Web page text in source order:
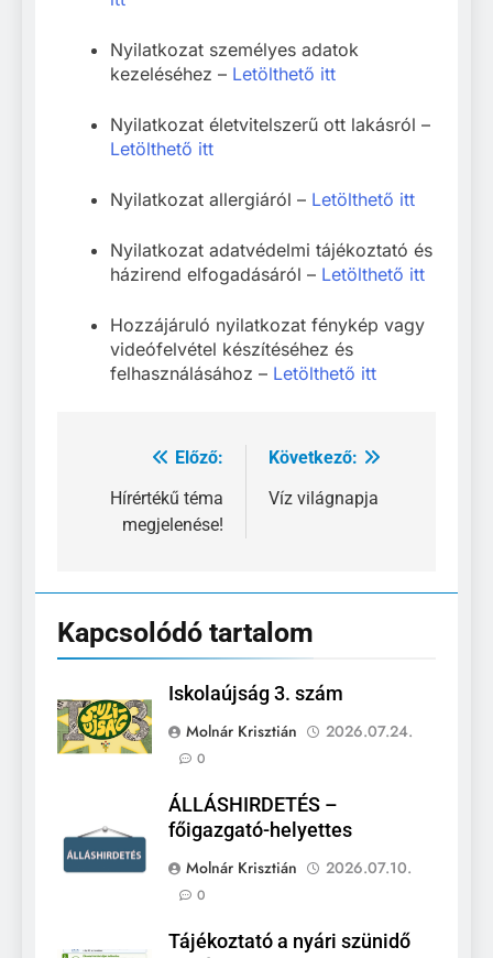
Nyilatkozat személyes adatok
kezeléséhez – Letölthető itt
Nyilatkozat életvitelszerű ott lakásról –
Letölthető itt
Nyilatkozat allergiáról – Letölthető itt
Nyilatkozat adatvédelmi tájékoztató és
házirend elfogadásáról – Letölthető itt
Hozzájáruló nyilatkozat fénykép vagy
videófelvétel készítéséhez és
felhasználásához – Letölthető itt
Bejegyzés
navigáció
Előző:
Hírértékű téma
megjelenése!
Következő:
Víz világnapja
Kapcsolódó tartalom
Iskolaújság 3. szám
Molnár Krisztián
2026.07.24.
0
ÁLLÁSHIRDETÉS –
főigazgató-helyettes
Molnár Krisztián
2026.07.10.
0
Tájékoztató a nyári szünidő